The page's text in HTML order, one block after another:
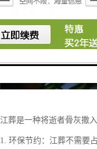
江葬是一种将逝者骨灰撒
1. 环保节约：江葬不需要